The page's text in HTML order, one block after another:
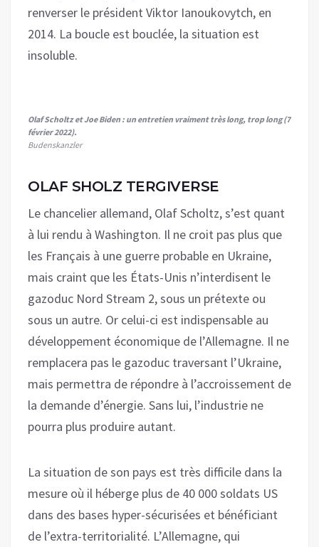
renverser le président Viktor Ianoukovytch, en
2014. La boucle est bouclée, la situation est
insoluble.
Olaf Scholtz et Joe Biden : un entretien vraiment très long, trop long (7
février 2022).
Budenskanzler
OLAF SHOLZ TERGIVERSE
Le chancelier allemand, Olaf Scholtz, s’est quant
à lui rendu à Washington. Il ne croit pas plus que
les Français à une guerre probable en Ukraine,
mais craint que les États-Unis n’interdisent le
gazoduc Nord Stream 2, sous un prétexte ou
sous un autre. Or celui-ci est indispensable au
développement économique de l’Allemagne. Il ne
remplacera pas le gazoduc traversant l’Ukraine,
mais permettra de répondre à l’accroissement de
la demande d’énergie. Sans lui, l’industrie ne
pourra plus produire autant.
La situation de son pays est très difficile dans la
mesure où il héberge plus de 40 000 soldats US
dans des bases hyper-sécurisées et bénéficiant
de l’extra-territorialité. L’Allemagne, qui